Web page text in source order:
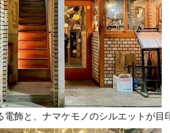
飾と、ナマケモノのシルエットが目